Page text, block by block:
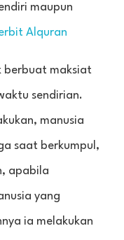
maupun
Alquran
berbuat maksiat
sendirian.
manusia
saat berkumpul,
apabila
yang
ia melakukan